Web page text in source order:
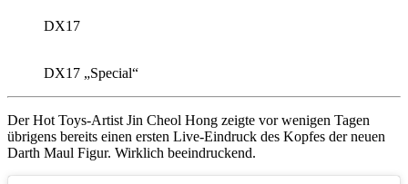
DX17
DX17 „Special“
Der Hot Toys-Artist Jin Cheol Hong zeigte vor wenigen Tagen
übrigens bereits einen ersten Live-Eindruck des Kopfes der neuen
Darth Maul Figur. Wirklich beeindruckend.